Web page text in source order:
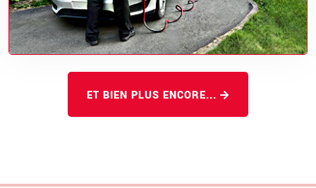
ET BIEN PLUS ENCORE...